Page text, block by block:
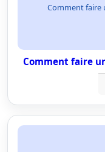
Comment faire
Comment faire